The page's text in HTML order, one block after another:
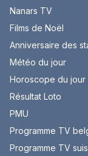
Nanars TV
Films de Noël
Anniversaire des
Météo du jour
Horoscope du jour
Résultat Loto
PMU
Programme TV
Programme TV